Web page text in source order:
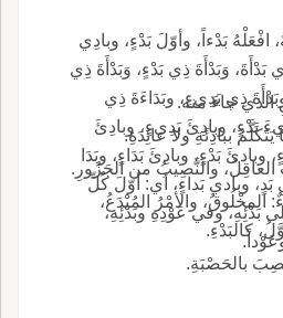
افْعَلْهُ بَدْءاً، وأوّلَ بَدْءٍ، وبادِي
بَدْأَةَ، وَبَدْأَةَ ذِي بَدْءٍ، وَبَدْأَةَ ذِي
ذِي بَدِيءٍ، وبَدَاءَةَ ذِي
بَدْءٍ، وبادِئَ بَدِيءٍ، وبادِئَ
بَدْءٍ، وبادِئَ بَدَاءٍ، وبَدَا
بَدٍ، وبادي بَداءٍ، أي: أوّلَ كُلِّ
وفي عَوْدِهِ وبَدْئِهِ،
الذي جاءَ منه.
ببادِئَةِ ولا عائِدَةِ.
العاقِلُ، والنَّصِيبُ من الجَزُورِ.
المخْلُوقُ، والأمْرُ المُبْدَعُ،
كالبَدْءِ.
بالحَصْبَةِ.